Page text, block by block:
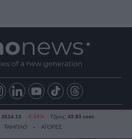
2614.13 -0.04% Τζίρος: 43.83 εκατ.
ΤΑΜΠΛΟ ΑΓΟΡΕΣ